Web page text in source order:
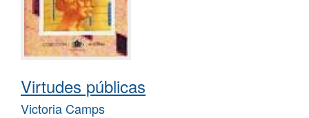
Virtudes públicas
Victoria Camps